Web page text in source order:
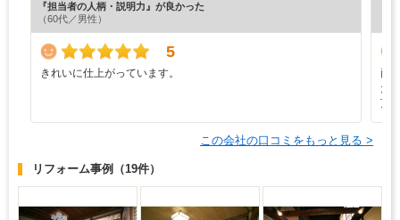
『担当者の人柄・説明力』が良かった
（60代／男性）
5
きれいに仕上がっています。
両
た
頂
この会社の口コミをもっと見る >
リフォーム事例 （19件）